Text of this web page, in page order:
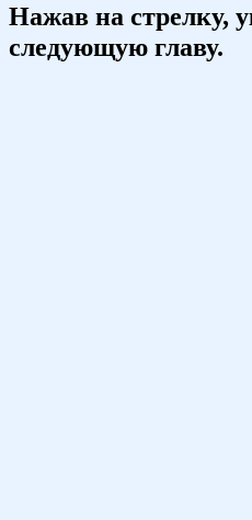
Нажав на стрелку,
следующую главу.